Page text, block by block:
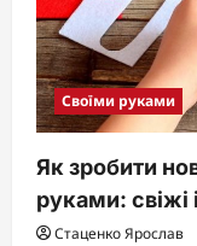
Своїми руками
Як зробити
руками: свіжі
Стаценко Ярослав